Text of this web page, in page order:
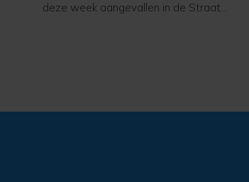
deze week aangevallen in de Straat